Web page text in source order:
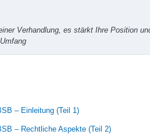
Verhandlung, es stärkt Ihre Position
– Einleitung (Teil 1)
– Rechtliche Aspekte (Teil 2)